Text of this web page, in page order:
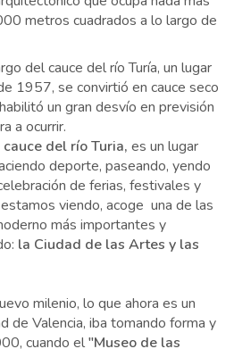
metros cuadrados a lo largo de
del cauce del río Turía, un lugar
1957, se convirtió en cauce seco
un gran desvío en previsión
a ocurrir.
cauce del río Turia, es un lugar
deporte, paseando, yendo
de ferias, festivales y
viendo, acoge una de las
más importantes y
la Ciudad de las Artes y las
milenio, lo que ahora es un
de Valencia, iba tomando forma y
cuando el"Museo de las